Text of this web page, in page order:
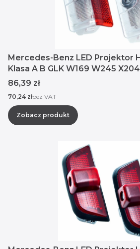
Mercedes-Benz LED Projektor
Klasa A B GLK W169 W245 X204
Cena
86,39 zł
Cena
70,24 złbez VAT
Zobacz produkt